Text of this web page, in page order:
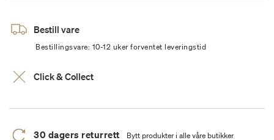
Bestill vare
Bestillingsvare: 10-12 uker forventet leveringstid
Click & Collect
30 dagers returrett Bytt produkter i alle våre butikker